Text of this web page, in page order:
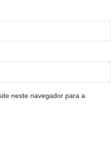
neste navegador para a